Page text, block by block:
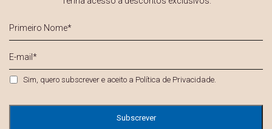
Nome
*
mail
Privacidade *
Sim, quero subscrever e aceito a Política de Privacidade.